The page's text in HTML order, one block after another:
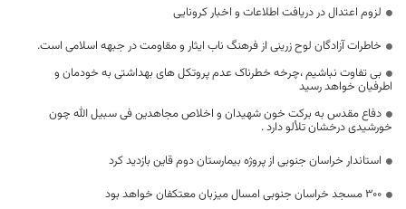
لزوم اعتدال در دریافت اطلاعات و اخبار کرونایی
خاطرات آزادگان لوح زرینی از فرهنگ ناب ایثار و مقاومت در جبهه اسلامی است.
بی تفاوت نباشیم ،چرخه خطرناک عدم پروتکل های بهداشتی به خودمان و
اطرفیان خواهد رسید
دفاع مقدس به برکت خون شهیدان و اخلاص مجاهدین فی سبیل الله چون
خورشیدی درخشان تلألو دارد .
استاندار خراسان جنوبی از پروژه بیمارستان دوم قاین بازدید کرد
۳۰۰ مسجد خراسان جنوبی امسال میزبان معتکفان خواهد بود